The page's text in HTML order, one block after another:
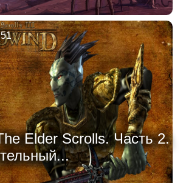
Elder Scrolls. Часть 2.